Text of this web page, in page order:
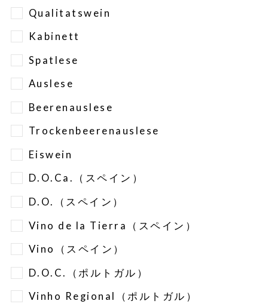
Qualitatswein
Kabinett
Spatlese
Auslese
Beerenauslese
Trockenbeerenauslese
Eiswein
D.O.Ca.（スペイン）
D.O.（スペイン）
Vino de la Tierra（スペイン）
Vino（スペイン）
D.O.C.（ポルトガル）
Vinho Regional（ポルトガル）